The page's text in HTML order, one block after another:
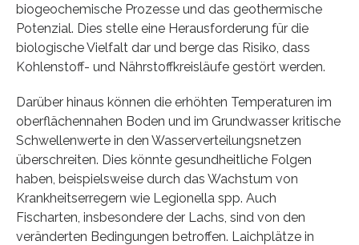
biogeochemische Prozesse und das geothermische
Potenzial. Dies stelle eine Herausforderung für die
biologische Vielfalt dar und berge das Risiko, dass
Kohlenstoff- und Nährstoffkreisläufe gestört werden.
Darüber hinaus können die erhöhten Temperaturen im
oberflächennahen Boden und im Grundwasser kritische
Schwellenwerte in den Wasserverteilungsnetzen
überschreiten. Dies könnte gesundheitliche Folgen
haben, beispielsweise durch das Wachstum von
Krankheitserregern wie Legionella spp. Auch
Fischarten, insbesondere der Lachs, sind von den
veränderten Bedingungen betroffen. Laichplätze in